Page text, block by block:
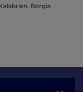
im Dorf
derschönsten
Borgia